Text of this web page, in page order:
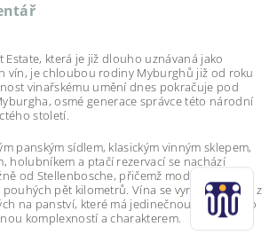
Estate, která je již dlouho uznávaná jako
vín, je chloubou rodiny Myburghů již od roku
vinařskému umění dnes pokračuje pod
osmé generace správce této národní
století.
panským sídlem, klasickým vinným sklepem,
holubníkem a ptačí rezervací se nachází
od Stellenbosche, přičemž modrý půlměsíc
pouhých pět kilometrů. Vína se vyrábějí pouze z
na panství, které má jedinečnou polohu pro
komplexností a charakterem.